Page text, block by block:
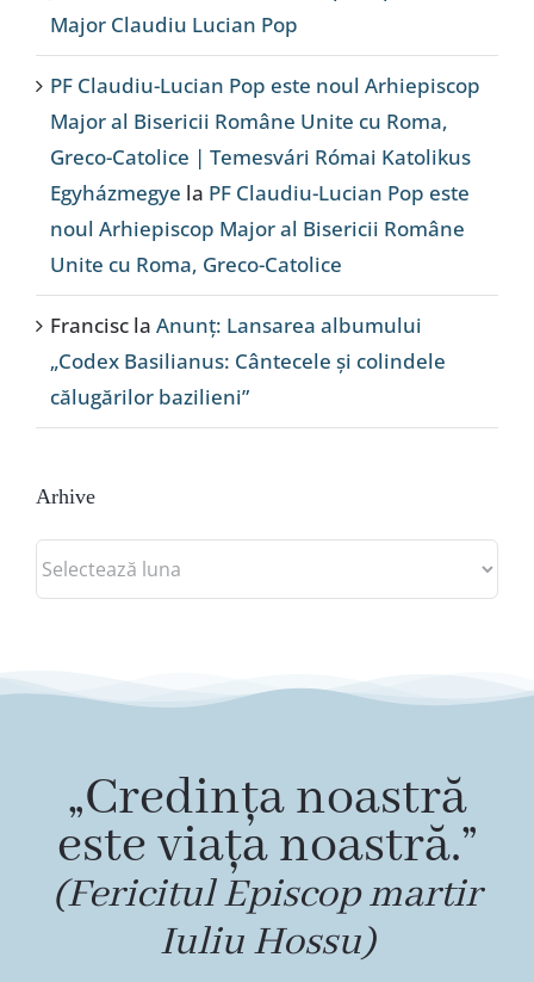
Major Claudiu Lucian Pop
PF Claudiu-Lucian Pop este noul Arhiepiscop
Major al Bisericii Române Unite cu Roma,
Greco-Catolice | Temesvári Római Katolikus
Egyházmegye la PF Claudiu-Lucian Pop este
noul Arhiepiscop Major al Bisericii Române
Unite cu Roma, Greco-Catolice
Francisc la Anunț: Lansarea albumului
„Codex Basilianus: Cântecele și colindele
călugărilor bazilieni”
Arhive
Arhive
„Credința noastră
este viața noastră.”
(Fericitul Episcop martir
Iuliu Hossu)